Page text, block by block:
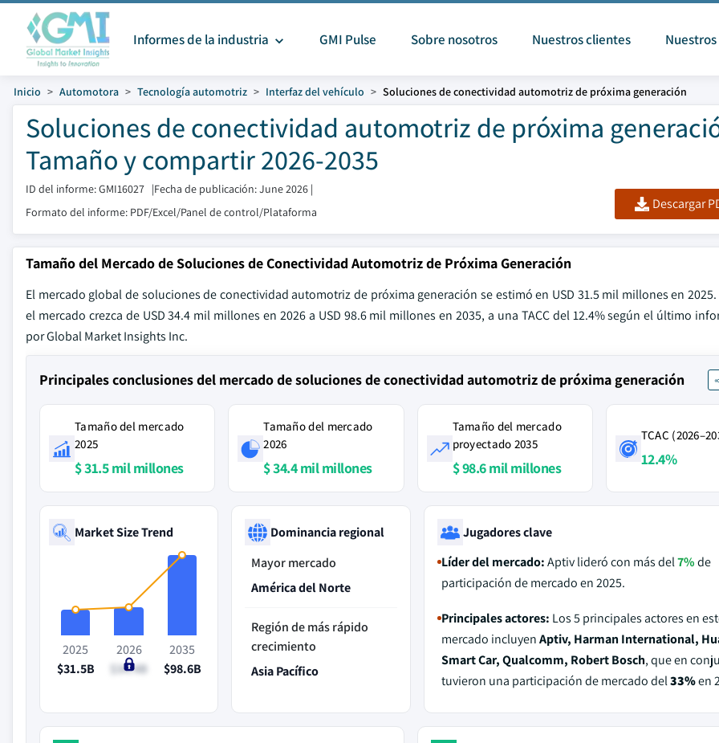
Informes de la industria GMI Pulse Sobre nosotros Nuestros clientes
Inicio Automotora Tecnología automotriz Interfaz del vehículo Soluciones de conectividad automotriz de próxima generación
Soluciones de conectividad automotriz de próxima
Tamaño y compartir 2026-2035
ID del informe: GMI16027 |Fecha de publicación: June 2026 |
Formato del informe: PDF/Excel/Panel de control/Plataforma
Descargar
Tamaño del Mercado de Soluciones de Conectividad Automotriz de Próxima Generación
El mercado global de soluciones de conectividad automotriz de próxima generación se estimó en USD 31.5 mil millones en 2025.
el mercado crezca de USD 34.4 mil millones en 2026 a USD 98.6 mil millones en 2035, a una TACC del 12.4% según el último
por Global Market Insights Inc.
Principales conclusiones del mercado de soluciones de conectividad automotriz de próxima generación
Tamaño del mercado
2025
$ 31.5 mil millones
Tamaño del mercado
2026
$ 34.4 mil millones
Tamaño del mercado
proyectado 2035
$ 98.6 mil millones
TCAC
12.4%
Market Size Trend
2025
$31.5B
2026
$34.4B
2035
$98.6B
Dominancia regional
Mayor mercado
América del Norte
Región de más rápido
crecimiento
Asia Pacífico
Jugadores clave
Líder del mercado:Aptiv lideró con más del7%de
participación de mercado en 2025.
Principales actores: Los 5 principales actores en
mercado incluyenAptiv, Harman International,
Smart Car, Qualcomm, Robert Bosch, que en
tuvieron una participación de mercado del33%en